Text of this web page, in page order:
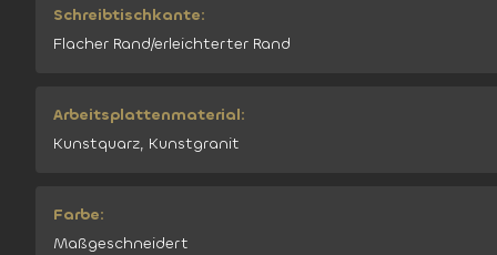
Schreibtischkante:
Flacher Rand/erleichterter Rand
Arbeitsplattenmaterial:
Kunstquarz, Kunstgranit
Farbe:
Maßgeschneidert